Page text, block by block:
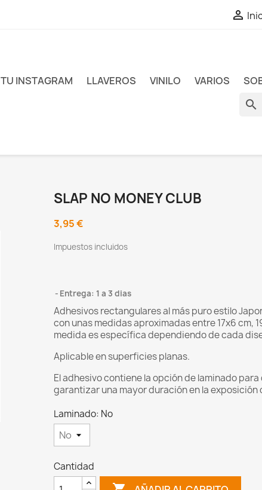

TU INSTAGRAM LLAVEROS VINILO VARIOS
search
SLAP NO MONEY CLUB
3,95 €
Impuestos incluidos
Entrega: 1 a 3 dias
Adhesivos rectangulares al más puro estilo
con unas medidas aproximadas entre 17x6 cm,
medida es específica dependiendo de cada
Aplicable en superficies planas.
El adhesivo contiene la opción de laminado
garantizar una mayor duración en la exposición
Laminado: No
Cantidad